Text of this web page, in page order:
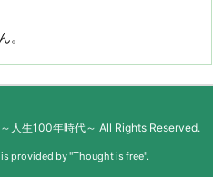
。
人生100年時代～ All Rights Reserved.
provided by "Thought is free".